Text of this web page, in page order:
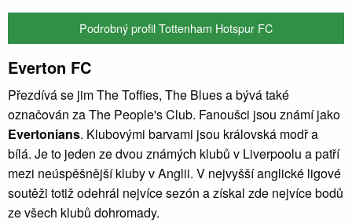
Podrobný profil Tottenham Hotspur FC
Everton FC
Přezdívá se jim The Toffies, The Blues a bývá také
označován za The People's Club. Fanoušci jsou známí jako
Evertonians. Klubovými barvami jsou královská modř a
bílá. Je to jeden ze dvou známých klubů v Liverpoolu a patří
mezi neúspěšnější kluby v Anglii. V nejvyšší anglické ligové
soutěži totiž odehrál nejvíce sezón a získal zde nejvíce bodů
ze všech klubů dohromady.